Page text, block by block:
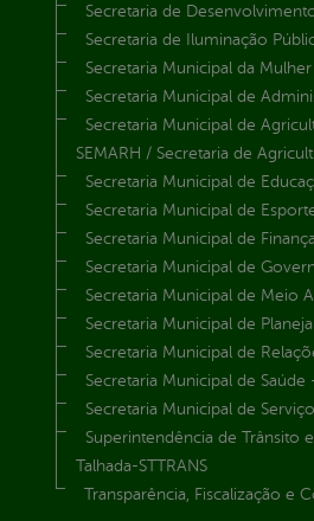
Secretaria de
Secretaria de Iluminação
Secretaria Municipal da Mulher
Secretaria Municipal de
Secretaria Municipal de
SEMARH / Secretaria de
Secretaria Municipal de
Secretaria Municipal de
Secretaria Municipal de
Secretaria Municipal de
Secretaria Municipal de Meio
Secretaria Municipal de
Secretaria Municipal de
Secretaria Municipal de Saúde
Secretaria Municipal de
Superintendência de Trânsito
Talhada-STTRANS
Transparência, Fiscalização e